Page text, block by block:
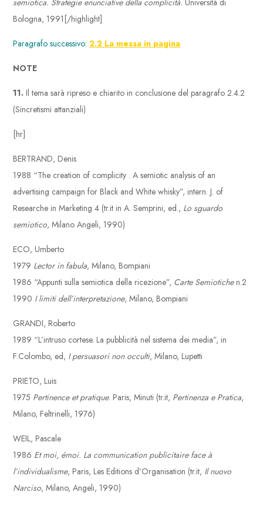
semiotica. Strategie enunciative della complicità. Università di
Bologna, 1991[/highlight]
Paragrafo successivo:2.2 La messa in pagina
NOTE
11.Il tema sarà ripreso e chiarito in conclusione del paragrafo 2.4.2
(Sincretismi attanziali)
[hr]
BERTRAND, Denis
1988 “The creation of complicity . A semiotic analysis of an
advertising campaign for Black and White whisky”, intern. J. of
Researche in Marketing 4 (tr.it in A. Semprini, ed., Lo sguardo
semiotico, Milano Angeli, 1990)
ECO, Umberto
1979 Lector in fabula, Milano, Bompiani
1986 “Appunti sulla semiotica della ricezione”, Carte Semiotichen.2
1990 I limiti dell’interpretazione, Milano, Bompiani
GRANDI, Roberto
1989 “L’intruso cortese. La pubblicità nel sistema dei media”, in
F.Colombo, ed, I persuasori non occulti, Milano, Lupetti
PRIETO, Luis
1975 Pertinence et pratique. Paris, Minuti (tr.it, Pertinenza e Pratica,
Milano, Feltrinelli, 1976)
WEIL, Pascale
1986 Et moi, émoi. La communication publicitaire face à
l’individualisme, Paris, Les Editions d’Organisation (tr.it, Il nuovo
Narciso, Milano, Angeli, 1990)